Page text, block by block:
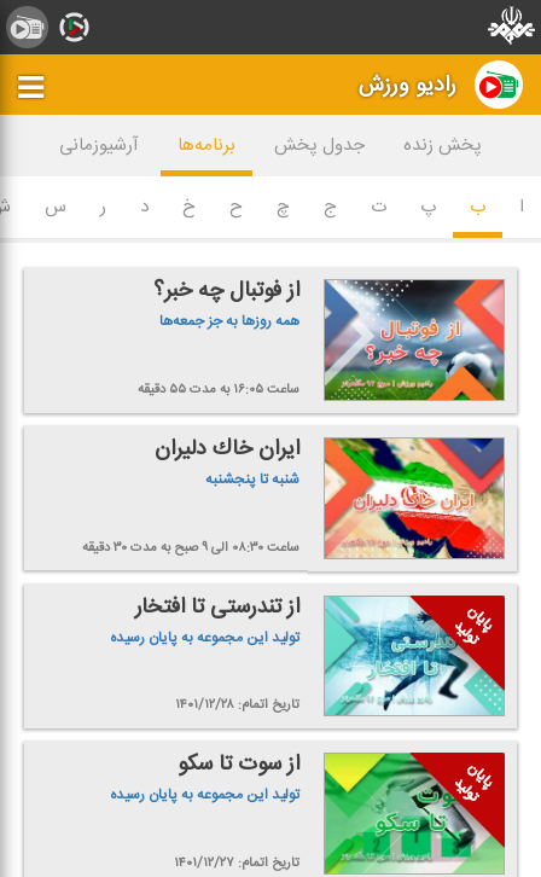
رادیو ورزش
پخش زنده جدول پخش برنامه‌ها آرشیوزمانی
ا ب پ ت ج چ ح خ د ر س
از فوتبال چه خبر؟
همه روزها به جز جمعه‌ها
ساعت ۱۶:۰۵ به مدت ۵۵ دقیقه
ایران خاك دلیران
شنبه تا پنجشنبه
ساعت ۰۸:۳۰ الی ۹ صبح به مدت ۳۰ دقیقه
از تندرستی تا افتخار
تولید این مجموعه به پایان رسیده
تاریخ اتمام: ۱۴۰۱/۱۲/۲۸
از سوت تا سكو
تولید این مجموعه به پایان رسیده
تاریخ اتمام: ۱۴۰۱/۱۲/۲۷